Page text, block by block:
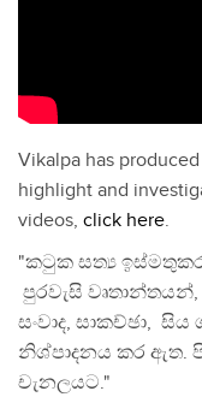
Vikalpa has
highlight and
videos, click here.
"කටුක සත්‍ය
පුරවැසි
සංවාද, සාකච්ඡා,
නිශ්පාදනය කර ඇත.
චැනලයට."